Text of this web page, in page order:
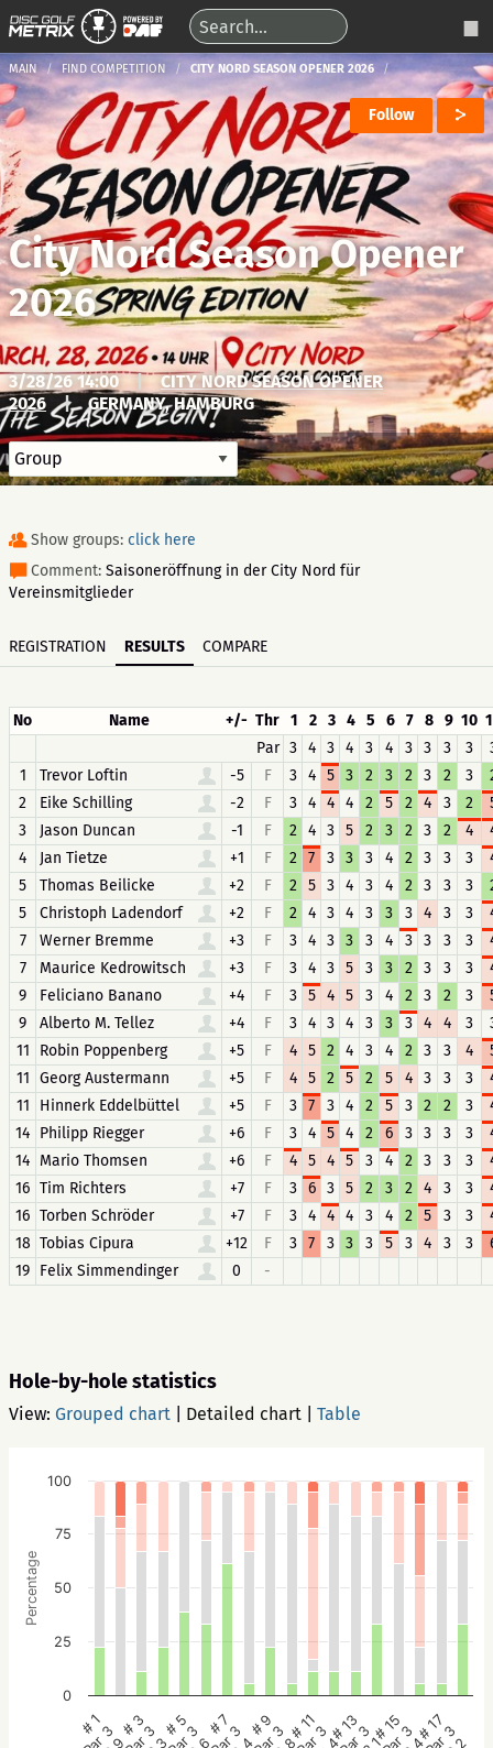
MAIN FIND COMPETITION CITY NORD SEASON OPENER 2026
Follow
City Nord Season Opener
2026
3/28/26 14:00 |
CITY NORD SEASON OPENER
2026
| GERMANY, HAMBURG
Show groups: click here
Comment: Saisoneröffnung in der City Nord für
Vereinsmitglieder
REGISTRATION RESULTS COMPARE
No Name +/- Thr 1 2 3 4 5 6 7 8 9 10
Par 3 4 3 4 3 4 3 3 3 3
1
Trevor Loftin -5 F 3 4 5 3 2 3 2 3 2 3
2
Eike Schilling -2 F 3 4 4 4 2 5 2 4 3 2
3
Jason Duncan -1 F 2 4 3 5 2 3 2 3 2 4
4
Jan Tietze +1 F 2 7 3 3 3 4 2 3 3 3
5
Thomas Beilicke +2 F 2 5 3 4 3 4 2 3 3 3
5
Christoph Ladendorf +2 F 2 4 3 4 3 3 3 4 3 3
7
Werner Bremme +3 F 3 4 3 3 3 4 3 3 3 3
7
Maurice Kedrowitsch +3 F 3 4 3 5 3 3 2 3 3 3
9
Feliciano Banano +4 F 3 5 4 5 3 4 2 3 2 3
9
Alberto M. Tellez +4 F 3 4 3 4 3 3 3 4 4 3
11
Robin Poppenberg +5 F 4 5 2 4 3 4 2 3 3 4
11 Georg Austermann +5 F 4 5 2 5 2 5 4 3 3 3
11
Hinnerk Eddelbüttel +5 F 3 7 3 4 2 5 3 2 2 3
14 Philipp Riegger +6 F 3 4 5 4 2 6 3 3 3 3
14 Mario Thomsen +6 F 4 5 4 5 3 4 2 3 3 3
16 Tim Richters +7 F 3 6 3 5 2 3 2 4 3 3
16 Torben Schröder +7 F 3 4 4 4 3 4 2 5 3 3
18 Tobias Cipura +12 F 3 7 3 3 3 5 3 4 3 3
19 Felix Simmendinger 0 -
Hole-by-hole statistics
View: Grouped chart Detailed chart Table
Percentage
# 1 # 3 # 5 # 7 # 9 # 11 # 13 # 15 # 17
0
25
50
75
100